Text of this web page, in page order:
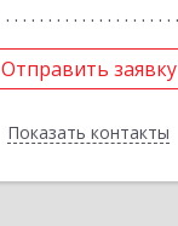
Отправить заявку
Показать контакты
Отправить заявку
Назад